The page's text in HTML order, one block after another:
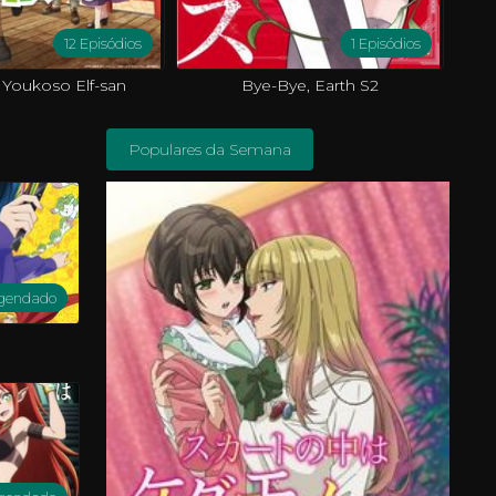
12 Episódios
Elf-san
1 Episódios
Bye-Bye, Earth S2
Populares da Semana